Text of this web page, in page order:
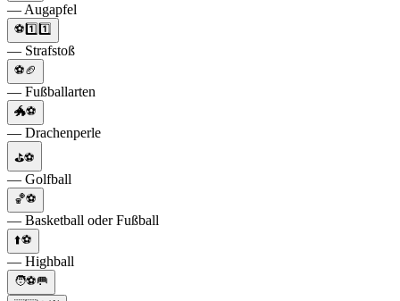
— Augapfel
⚽1️⃣1️⃣
— Strafstoß
⚽🏈
— Fußballarten
🐲⚽
— Drachenperle
⛳⚽
— Golfball
🏀⚽
— Basketball oder Fußball
⬆️⚽
— Highball
🧑⚽🥅